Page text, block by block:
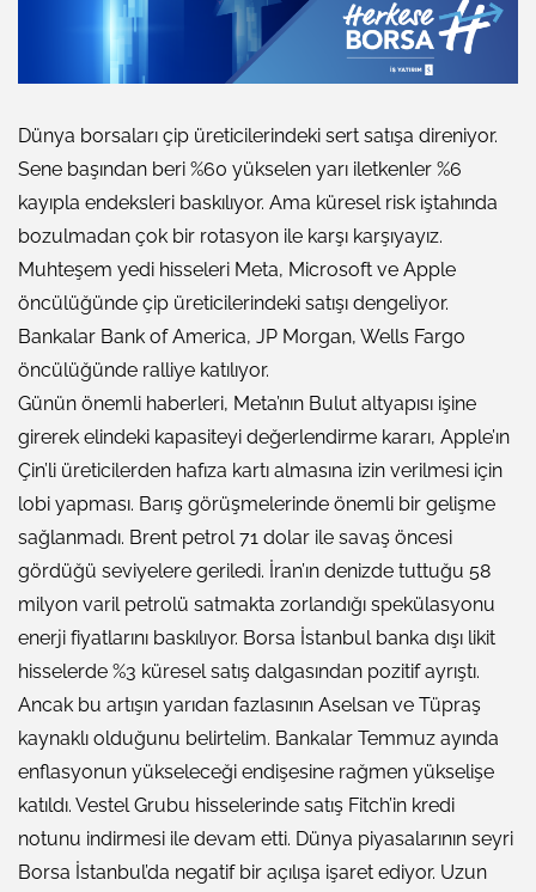
Dünya borsaları çip üreticilerindeki sert satışa direniyor.
Sene başından beri %60 yükselen yarı iletkenler %6
kayıpla endeksleri baskılıyor. Ama küresel risk iştahında
bozulmadan çok bir rotasyon ile karşı karşıyayız.
Muhteşem yedi hisseleri Meta, Microsoft ve Apple
öncülüğünde çip üreticilerindeki satışı dengeliyor.
Bankalar Bank of America, JP Morgan, Wells Fargo
öncülüğünde ralliye katılıyor.
Günün önemli haberleri, Meta’nın Bulut altyapısı işine
girerek elindeki kapasiteyi değerlendirme kararı, Apple’ın
Çin’li üreticilerden hafıza kartı almasına izin verilmesi için
lobi yapması. Barış görüşmelerinde önemli bir gelişme
sağlanmadı. Brent petrol 71 dolar ile savaş öncesi
gördüğü seviyelere geriledi. İran’ın denizde tuttuğu 58
milyon varil petrolü satmakta zorlandığı spekülasyonu
enerji fiyatlarını baskılıyor. Borsa İstanbul banka dışı likit
hisselerde %3 küresel satış dalgasından pozitif ayrıştı.
Ancak bu artışın yarıdan fazlasının Aselsan ve Tüpraş
kaynaklı olduğunu belirtelim. Bankalar Temmuz ayında
enflasyonun yükseleceği endişesine rağmen yükselişe
katıldı. Vestel Grubu hisselerinde satış Fitch’in kredi
notunu indirmesi ile devam etti. Dünya piyasalarının seyri
Borsa İstanbul’da negatif bir açılışa işaret ediyor. Uzun